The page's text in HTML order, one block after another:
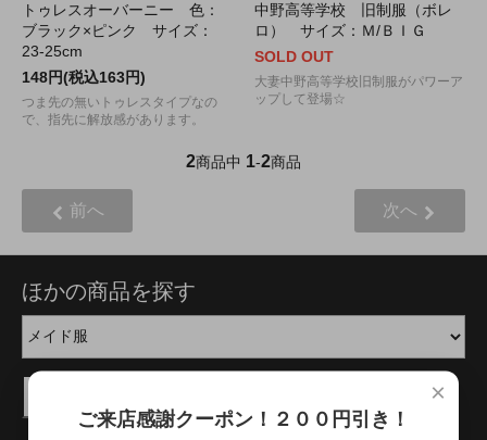
トゥレスオーバーニー 色：
ブラック×ピンク サイズ：
23-25cm
148円(税込163円)
つま先の無いトゥレスタイプなの
で、指先に解放感があります。
中野高等学校 旧制服（ボレ
ロ） サイズ：Ｍ/ＢＩＧ
SOLD OUT
大妻中野高等学校旧制服がパワーア
ップして登場☆
2商品中 1-2商品
前へ 次へ
ほかの商品を探す
×
ご来店感謝クーポン！２００円引き！